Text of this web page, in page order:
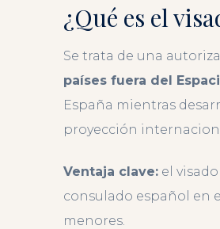
¿Qué es el
Se trata de una
países fuera del
España mientras
proyección
Ventaja clave: el
consulado español en
menores.